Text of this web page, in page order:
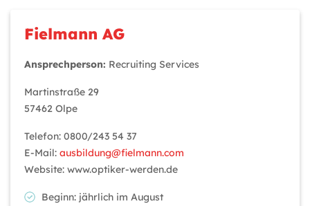
Fielmann AG
Ansprechperson: Recruiting Services
Martinstraße 29
57462 Olpe
Telefon: 0800/243 54 37
E-Mail: ausbildung@fielmann.com
Website: www.optiker-werden.de
Beginn: jährlich im August